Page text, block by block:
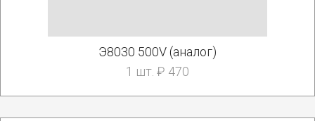
Э8030 500V (аналог)
1 шт. ₽ 470